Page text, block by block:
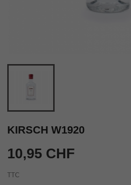
KIRSCH W1920
10,95 CHF
TTC